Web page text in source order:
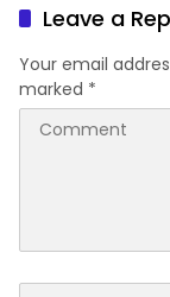
Leave a
Your email
marked *